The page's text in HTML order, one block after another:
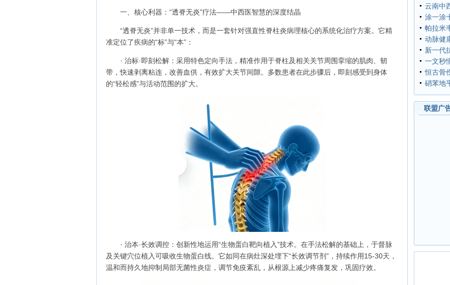
一、核心利器：“透脊无炎”疗法——中西医智慧的深度结晶
“透脊无炎”并非单一技术，而是一套针对强直性脊柱炎病理核心的系统化治疗方案。它精
准定位了疾病的“标”与“本”：
· 治标·即刻松解：采用特色定向手法，精准作用于脊柱及相关关节周围挛缩的肌肉、韧
带，快速剥离粘连，改善血供，有效扩大关节间隙。多数患者在此步骤后，即刻感受到身体
的“轻松感”与活动范围的扩大。
· 治本·长效调控：创新性地运用“生物蛋白靶向植入”技术。在手法松解的基础上，于督脉
及关键穴位植入可吸收生物蛋白线。它如同在病灶深处埋下“长效调节剂”，持续作用15-30天，
温和而持久地抑制局部无菌性炎症，调节免疫紊乱，从根源上减少疼痛复发，巩固疗效。
云南中
涂一涂
帕拉米
动脉健
新一代
一文秒
恒古骨
硝苯地
联盟广